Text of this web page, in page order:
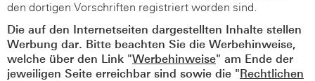
den dortigen Vorschriften registriert worden sind.
Die auf den Internetseiten dargestellten Inhalte stellen
Werbung dar. Bitte beachten Sie die Werbehinweise,
welche über den Link "Werbehinweise" am Ende der
jeweiligen Seite erreichbar sind sowie die "Rechtlichen